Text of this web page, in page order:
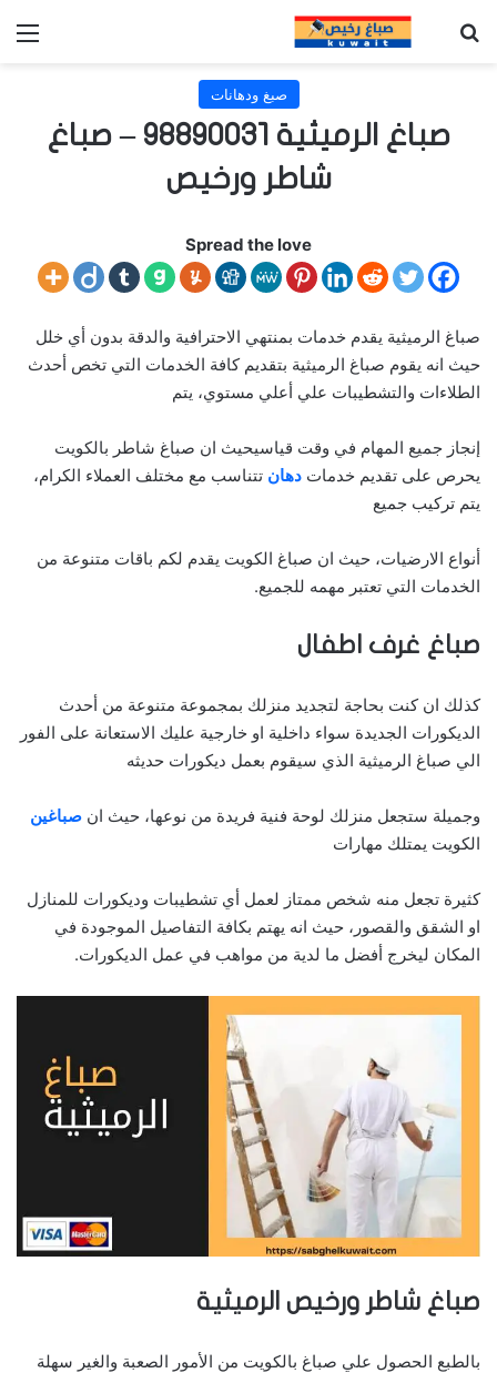
صبغ ودهانات
صباغ الرميثية 98890031 – صباغ
شاطر ورخيص
Spread the love
صباغ الرميثية يقدم خدمات بمنتهي الاحترافية والدقة بدون أي خلل
حيث انه يقوم صباغ الرميثية بتقديم كافة الخدمات التي تخص أحدث
الطلاءات والتشطيبات علي أعلي مستوي، يتم
إنجاز جميع المهام في وقت قياسيحيث ان صباغ شاطر بالكويت
يحرص على تقديم خدمات دهان تتناسب مع مختلف العملاء الكرام،
يتم تركيب جميع
أنواع الارضيات، حيث ان صباغ الكويت يقدم لكم باقات متنوعة من
الخدمات التي تعتبر مهمه للجميع.
صباغ غرف اطفال
كذلك ان كنت بحاجة لتجديد منزلك بمجموعة متنوعة من أحدث
الديكورات الجديدة سواء داخلية او خارجية عليك الاستعانة على الفور
الي صباغ الرميثية الذي سيقوم بعمل ديكورات حديثه
وجميلة ستجعل منزلك لوحة فنية فريدة من نوعها، حيث ان صباغين
الكويت يمتلك مهارات
كثيرة تجعل منه شخص ممتاز لعمل أي تشطيبات وديكورات للمنازل
او الشقق والقصور، حيث انه يهتم بكافة التفاصيل الموجودة في
المكان ليخرج أفضل ما لدية من مواهب في عمل الديكورات.
صباغ شاطر ورخيص الرميثية
بالطبع الحصول علي صباغ بالكويت من الأمور الصعبة والغير سهلة